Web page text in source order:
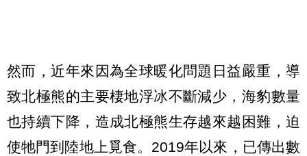
然而，近年來因為全球暖化問題日益嚴重，導
致北極熊的主要棲地浮冰不斷減少，海豹數量
也持續下降，造成北極熊生存越來越困難，迫
使牠門到陸地上覓食。2019年以來，已傳出數